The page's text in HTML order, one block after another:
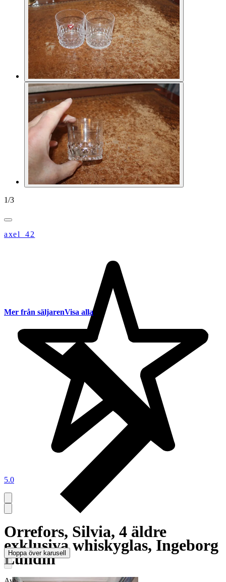
1/3
axel_42
5.0
Orrefors, Silvia, 4 äldre
exklusiva whiskyglas, Ingeborg
Lundin
Mer från säljarenVisa alla
Hoppa över karusell